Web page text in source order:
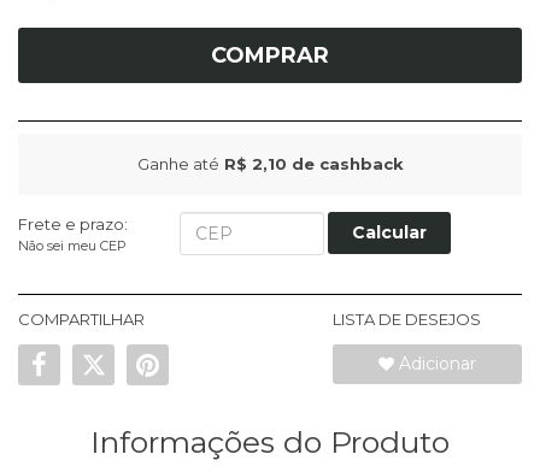
COMPRAR
Ganhe até R$ 2,10 de cashback
Frete e prazo:
Não sei meu CEP
Calcular
COMPARTILHAR LISTA DE DESEJOS
Adicionar
Informações do Produto